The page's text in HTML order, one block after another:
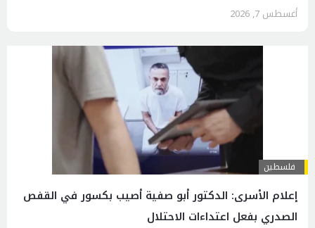
أغسطس 7, 2026
فلسطين
إعلام الأسرى: الدكتور أبو صفية أصيب بكسور في القفص
الصدري بفعل اعتداءات الاحتلال